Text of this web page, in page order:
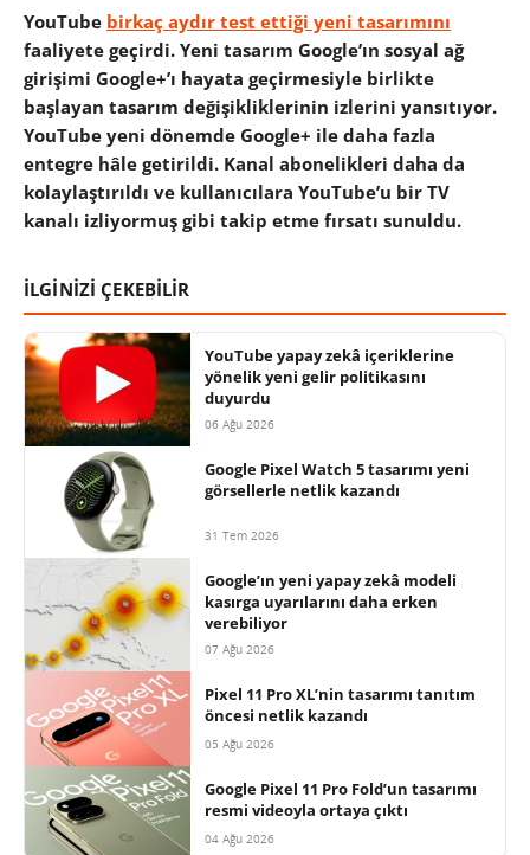
YouTube birkaç aydır test ettiği yeni tasarımını
faaliyete geçirdi. Yeni tasarım Google’ın sosyal ağ
girişimi Google+’ı hayata geçirmesiyle birlikte
başlayan tasarım değişikliklerinin izlerini yansıtıyor.
YouTube yeni dönemde Google+ ile daha fazla
entegre hâle getirildi. Kanal abonelikleri daha da
kolaylaştırıldı ve kullanıcılara YouTube’u bir TV
kanalı izliyormuş gibi takip etme fırsatı sunuldu.
İLGİNİZİ ÇEKEBİLİR
YouTube yapay zekâ içeriklerine
yönelik yeni gelir politikasını
duyurdu
06 Ağu 2026
Google Pixel Watch 5 tasarımı yeni
görsellerle netlik kazandı
31 Tem 2026
Google’ın yeni yapay zekâ modeli
kasırga uyarılarını daha erken
verebiliyor
07 Ağu 2026
Pixel 11 Pro XL’nin tasarımı tanıtım
öncesi netlik kazandı
05 Ağu 2026
Google Pixel 11 Pro Fold’un tasarımı
resmi videoyla ortaya çıktı
04 Ağu 2026